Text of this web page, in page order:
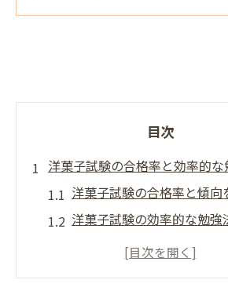
目次
洋菓子試験の合格率と効率的な
洋菓子試験の合格率と傾向
洋菓子試験の効率的な勉強